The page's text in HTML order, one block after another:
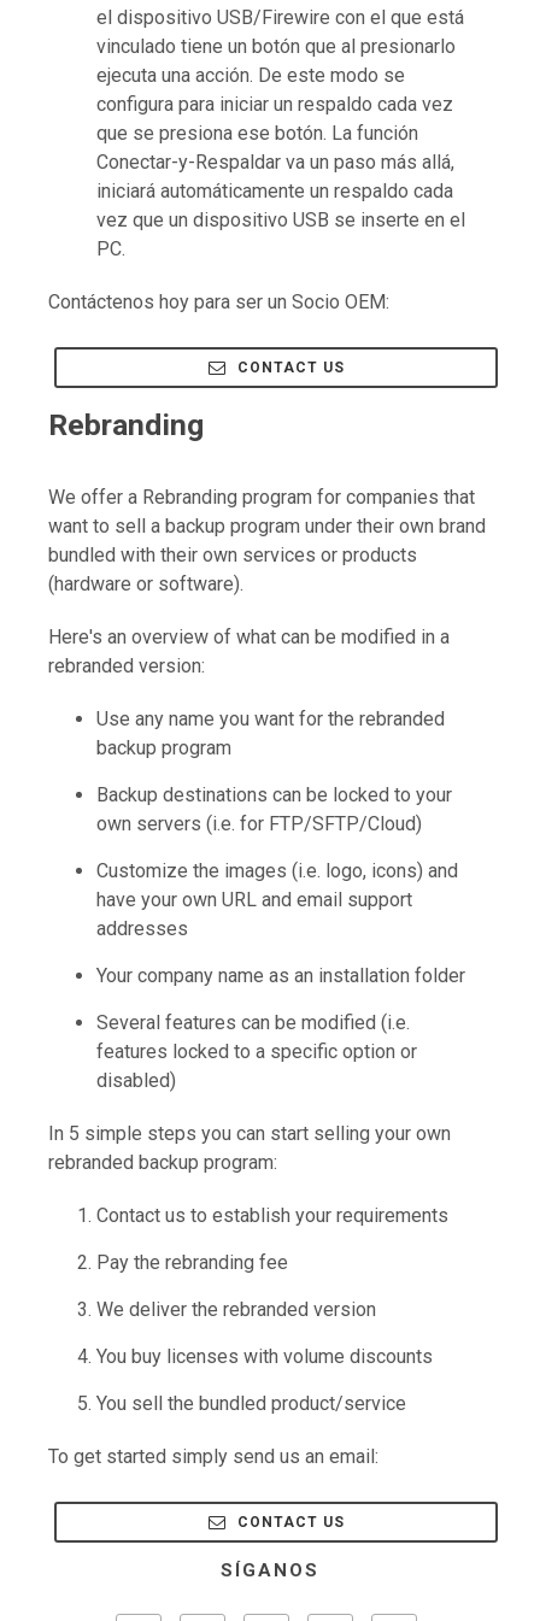
el dispositivo USB/Firewire con el que está
vinculado tiene un botón que al presionarlo
ejecuta una acción. De este modo se
configura para iniciar un respaldo cada vez
que se presiona ese botón. La función
Conectar-y-Respaldar va un paso más allá,
iniciará automáticamente un respaldo cada
vez que un dispositivo USB se inserte en el
PC.
Contáctenos hoy para ser un Socio OEM:
CONTACT US
Rebranding
We offer a Rebranding program for companies that
want to sell a backup program under their own brand
bundled with their own services or products
(hardware or software).
Here's an overview of what can be modified in a
rebranded version:
Use any name you want for the rebranded
backup program
Backup destinations can be locked to your
own servers (i.e. for FTP/SFTP/Cloud)
Customize the images (i.e. logo, icons) and
have your own URL and email support
addresses
Your company name as an installation folder
Several features can be modified (i.e.
features locked to a specific option or
disabled)
In 5 simple steps you can start selling your own
rebranded backup program:
Contact us to establish your requirements
Pay the rebranding fee
We deliver the rebranded version
You buy licenses with volume discounts
You sell the bundled product/service
To get started simply send us an email:
CONTACT US
SÍGANOS